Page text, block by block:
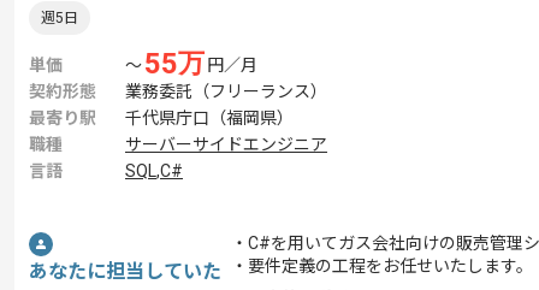
週5日
単価 〜55万 円／月
契約形態
業務委託（フリーランス）
最寄り駅
千代県庁口（福岡県）
職種
サーバーサイドエンジニア
言語
SQL ,C#
あなたに担当していた
・C#を用いてガス会社向けの販売管理
・要件定義の工程をお任せいたします。